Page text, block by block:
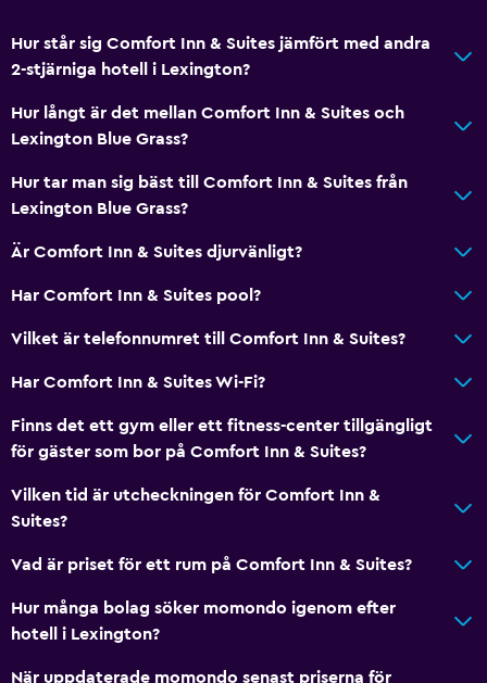
Hur står sig Comfort Inn & Suites jämfört med andra
2-stjärniga hotell i Lexington?
Hur långt är det mellan Comfort Inn & Suites och
Lexington Blue Grass?
Hur tar man sig bäst till Comfort Inn & Suites från
Lexington Blue Grass?
Är Comfort Inn & Suites djurvänligt?
Har Comfort Inn & Suites pool?
Vilket är telefonnumret till Comfort Inn & Suites?
Har Comfort Inn & Suites Wi-Fi?
Finns det ett gym eller ett fitness-center tillgängligt
för gäster som bor på Comfort Inn & Suites?
Vilken tid är utcheckningen för Comfort Inn &
Suites?
Vad är priset för ett rum på Comfort Inn & Suites?
Hur många bolag söker momondo igenom efter
hotell i Lexington?
När uppdaterade momondo senast priserna för